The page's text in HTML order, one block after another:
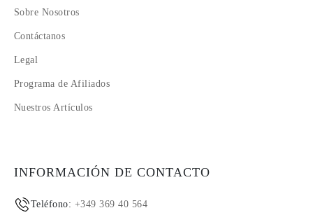
Sobre Nosotros
Contáctanos
Legal
Programa de Afiliados
Nuestros Artículos
INFORMACIÓN DE CONTACTO
Teléfono: +349 369 40 564